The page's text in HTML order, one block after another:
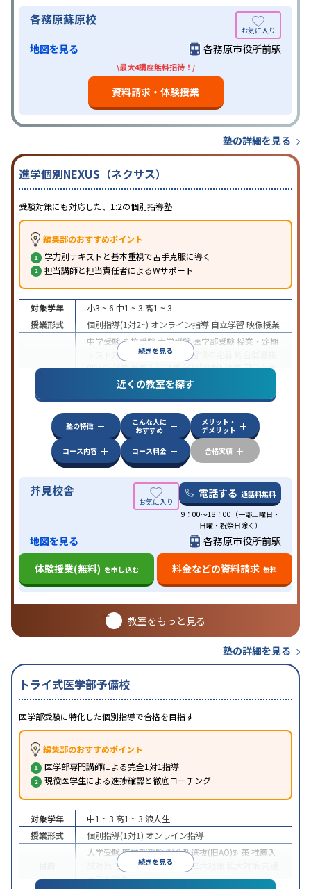
各務原蘇原校
地図を見る 各務原市役所前駅
\最大4講座無料招待！/
資料請求・体験授業
塾の詳細を見る
進学個別NEXUS（ネクサス）
受験対策にも対応した、1:2の個別指導塾
編集部のおすすめポイント
学力別テキストと基本重視で苦手克服に導く
担当講師と担当責任者によるWサポート
続きを見る
対象学年 小3 ~ 6 中1 ~ 3 高1 ~ 3
授業形式
個別指導(1対2~) オンライン指導 自立学習 映像授業
中学受験高校受験大学受験 医学部受験 授業・定期
テスト対策
内申点対策 学習習慣の定着
(旧AO)対策推薦入試対策学校別特化対策国公立大
私大対策共通テスト対策
その他科目別
特徴
中高一貫校生に対応入塾に学力基準あり 授業の振
替可能不登校生に対応
学習にPC・タブレットを利
用 オンライン対応1科目から受講可能季節講習の
みの受講可発達障害の子どもに対応自習室あり
近くの教室を探す
塾の特徴
こんな人に
おすすめ
メリット・
デメリット
コース内容
コース料金 合格実績
芥見校舎 電話する 通話料無料
9：00～18：00（一部土曜日・
日曜・祝祭日除く）
地図を見る
各務原市役所前駅
体験授業(無料) を申し込む 料金などの資料請求 無料
教室をもっと見る
塾の詳細を見る
トライ式医学部予備校
医学部受験に特化した個別指導で合格を目指す
編集部のおすすめポイント
医学部専門講師による完全1対1指導
現役医学生による進捗確認と徹底コーチング
続きを見る
対象学年 中1 ~ 3 高1 ~ 3 浪人生
授業形式
個別指導(1対1) オンライン指導
大学受験医学部受験総合型選抜(旧AO)対策推薦入
学校別特化対策 国公立大対策
テスト対策